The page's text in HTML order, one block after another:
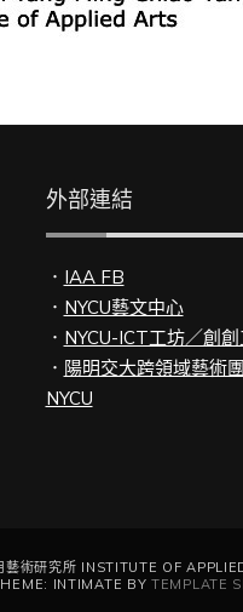
外部連結
． IAA FB
． NYCU藝文中心
． NYCU-ICT工坊／創
． 陽明交大跨領域藝術
NYCU
術研究所 INSTITUTE OF
INTIMATE BYTEMPLATE